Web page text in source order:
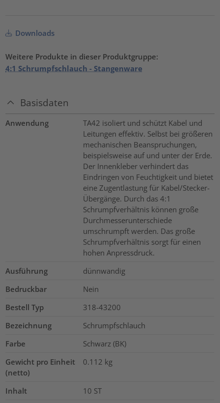
Downloads
Weitere Produkte in dieser Produktgruppe:
4:1 Schrumpfschlauch - Stangenware
Basisdaten
Anwendung
TA42 isoliert und schützt Kabel und
Leitungen effektiv. Selbst bei größeren
mechanischen Beanspruchungen,
beispielsweise auf und unter der Erde.
Der Innenkleber verhindert das
Eindringen von Feuchtigkeit und bietet
eine Zugentlastung für Kabel/Stecker-
Übergänge. Durch das 4:1
Schrumpfverhältnis können große
Durchmesserunterschiede
umschrumpft werden. Das große
Schrumpfverhältnis sorgt für einen
hohen Anpressdruck.
Ausführung
dünnwandig
Bedruckbar
Nein
Bestell Typ
318-43200
Bezeichnung
Schrumpfschlauch
Farbe
Schwarz (BK)
Gewicht pro Einheit
(netto)
0.112 kg
Inhalt 10 ST